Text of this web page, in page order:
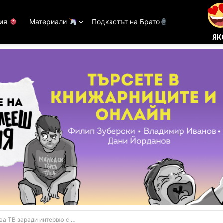
Материали Подкастът на Брато
интервю с БГ разпоретина